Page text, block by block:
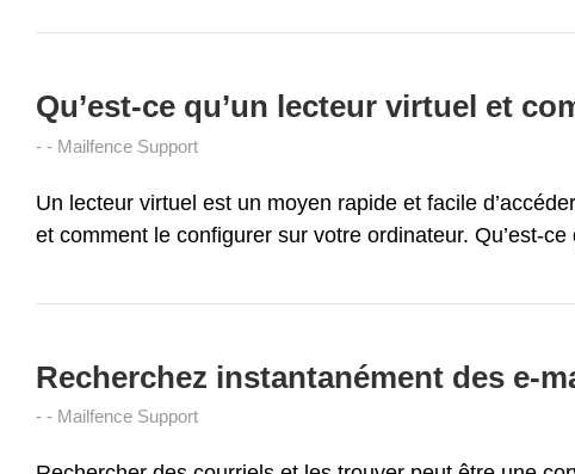
Qu’est-ce qu’un lecteur virtuel et
Mailfence Support
Un lecteur virtuel est un moyen rapide et facile
et comment le configurer sur votre ordinateur. Qu’est-
Recherchez instantanément des e-
Mailfence Support